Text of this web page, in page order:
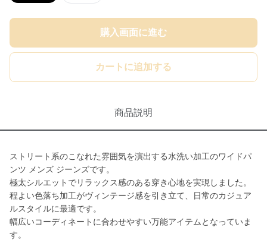
購入画面に進む
カートに追加する
商品説明
ストリート系のこなれた雰囲気を演出する水洗い加工のワイドパ
ンツ メンズ ジーンズです。
極太シルエットでリラックス感のある穿き心地を実現しました。
程よい色落ち加工がヴィンテージ感を引き立て、日常のカジュア
ルスタイルに最適です。
幅広いコーディネートに合わせやすい万能アイテムとなっていま
す。